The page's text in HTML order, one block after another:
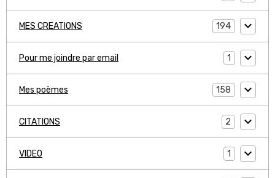
MES CREATIONS 194
Pour me joindre par email 1
Mes poèmes 158
CITATIONS 2
VIDEO 1